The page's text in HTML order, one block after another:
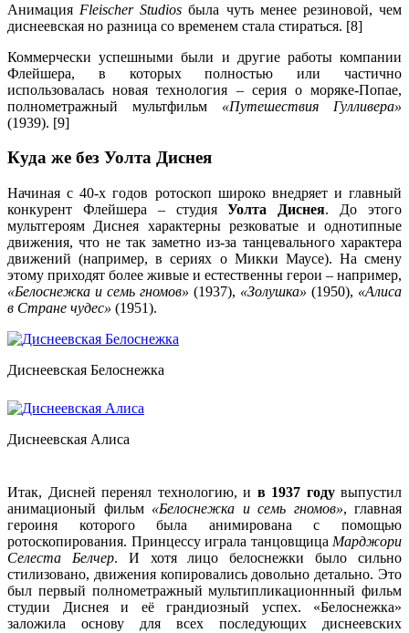
Анимация Fleischer Studios была чуть менее резиновой, чем
диснеевская но разница со временем стала стираться. [8]
Коммерчески успешными были и другие работы компании
Флейшера, в которых полностью или частично
использовалась новая технология – серия о моряке-Попае,
полнометражный мультфильм «Путешествия Гулливера»
(1939). [9]
Куда же без Уолта Диснея
Начиная с 40-х годов ротоскоп широко внедряет и главный
конкурент Флейшера – студияУолта Диснея. До этого
мультгероям Диснея характерны резковатые и однотипные
движения, что не так заметно из-за танцевального характера
движений (например, в сериях о Микки Маусе). На смену
этому приходят более живые и естественны герои – например,
«Белоснежка и семь гномов» (1937), «Золушка» (1950), «Алиса
в Стране чудес» (1951).
Диснеевская Белоснежка
Диснеевская Алиса
Итак, Дисней перенял технологию, и в 1937 годувыпустил
анимационый фильм «Белоснежка и семь гномов», главная
героиня которого была анимирована с помощью
ротоскопирования. Принцессу играла танцовщица Марджори
Селеста Белчер. И хотя лицо белоснежки было сильно
стилизовано, движения копировались довольно детально. Это
был первый полнометражный мультипликационнный фильм
студии Диснея и её грандиозный успех. «Белоснежка»
заложила основу для всех последующих диснеевских